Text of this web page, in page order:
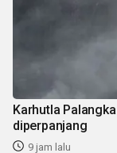
Karhutla
diperpanjang
9 jam lalu